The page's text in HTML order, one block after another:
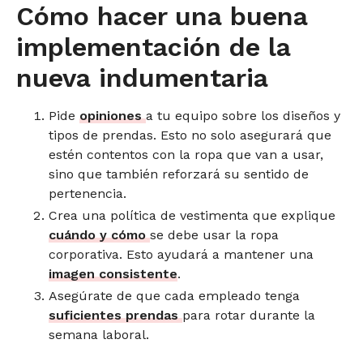
Cómo hacer una buena
implementación de la
nueva indumentaria
Pide opinionesa tu equipo sobre los diseños y
tipos de prendas. Esto no solo asegurará que
estén contentos con la ropa que van a usar,
sino que también reforzará su sentido de
pertenencia.
Crea una política de vestimenta que explique
cuándo y cómose debe usar la ropa
corporativa. Esto ayudará a mantener una
imagen consistente.
Asegúrate de que cada empleado tenga
suficientes prendaspara rotar durante la
semana laboral.